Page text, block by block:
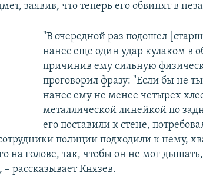
заявив, что теперь его обвинят в
"В очередной раз подошел
нанес еще один удар кулаком в
причинив ему сильную
проговорил фразу: "Если бы не
нанес ему не менее четырех
металлической линейкой по
его поставили к стене,
полиции подходили к нему,
на голове, так, чтобы он не мог
– рассказывает Князев.